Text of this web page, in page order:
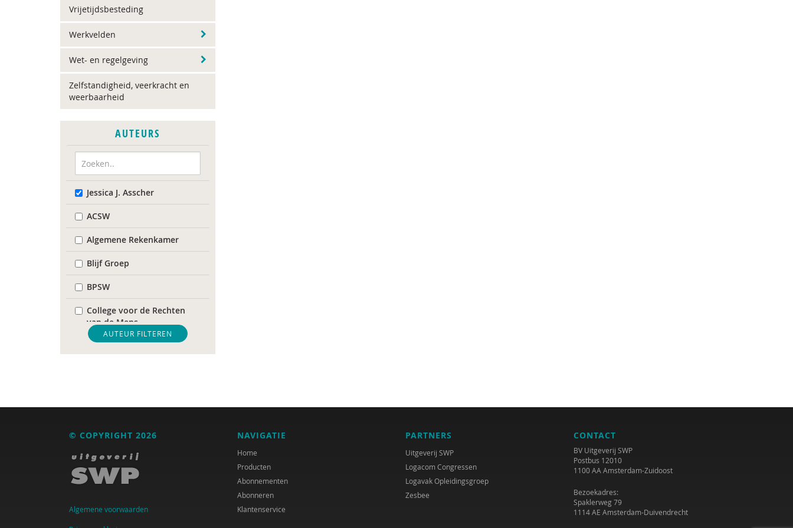
Vrijetijdsbesteding
Werkvelden
Wet- en regelgeving
Zelfstandigheid, veerkracht en
weerbaarheid
AUTEURS
Jessica J. Asscher
ACSW
Algemene Rekenkamer
Blijf Groep
BPSW
College voor de Rechten
van de Mens
De Raad voor
Volksgezondheid &
DIVOSA
FEMA
Fier
GREVIO
AUTEUR FILTEREN
© COPYRIGHT 2026
Algemene voorwaarden
NAVIGATIE
Home
Producten
Abonnementen
Abonneren
Klantenservice
PARTNERS
Uitgeverij SWP
Logacom Congressen
Logavak Opleidingsgroep
Zesbee
CONTACT
BV Uitgeverij SWP
Postbus 12010
1100 AA Amsterdam-Zuidoost
Bezoekadres:
Spaklerweg 79
1114 AE Amsterdam-Duivendrecht